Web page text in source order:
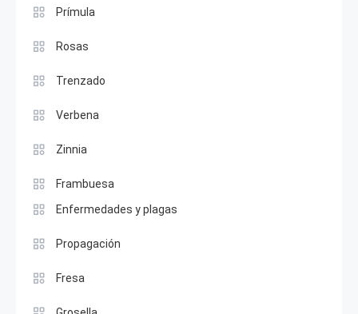
Prímula
Rosas
Trenzado
Verbena
Zinnia
Frambuesa
Enfermedades y plagas
Propagación
Fresa